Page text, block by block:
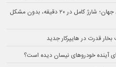
معرفی اولین کامیون معدنی سدیم یونی جهان؛ شارژ کامل در ۲۰ دقیقه، بدون مشکل
آینده خودروهای نیسان دیده است؟